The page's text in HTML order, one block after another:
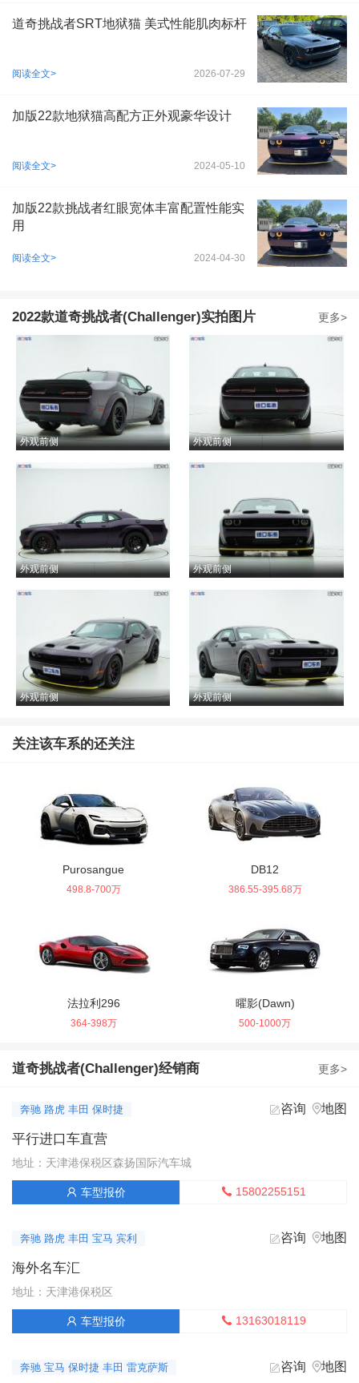
获取底价
22款 6.2T SRT Hellcat Widebody宽体
获取底价
参考价： 获取底价
22款 6.2T SRT Hellcat Redeye Widebody红眼宽体
22款 SRT Super Stock
178万-178万 获取底价
22款 6.2T SRT Super Stock
参考价：178万-178万 获取底价
188万-188万 获取底价
22款 6.2T SRT Hellcat Redeye Widebody Jailbreak越狱版
188万-188万 获取底价
22款 6.2T Hennessey H1000 Demon恶魔
参考价：279万-286万 获取底价
22款 6.2T SRT Hellcat Widebody宽体
参考价：144万-145.9万
22款 3.6L GT
96万-96万
参考价：135万-135万 获取底价
22款 6.2T SRT Widebody宽体
135万-135万 获取底价
获取底价
22款 6.2T Widebody Redeye宽体红眼
22款 6.2T SRT Super Stock
道奇挑战者SRT地狱猫 美式性能肌肉标杆
2026-07-29
阅读全文>
加版22款地狱猫高配方正外观豪华设计
2024-05-10
阅读全文>
加版22款挑战者红眼宽体丰富配置性能实
用
2024-04-30
阅读全文>
2022款道奇挑战者(Challenger)实拍图片 更多>
外观前侧 外观前侧
外观前侧 外观前侧
外观前侧 外观前侧
关注该车系的还关注
Purosangue
498.8-700万
DB12
386.55-395.68万
法拉利296
364-398万
曜影(Dawn)
500-1000万
道奇挑战者(Challenger)经销商 更多>
奔驰 路虎 丰田 保时捷 咨询 地图
平行进口车直营
地址：天津港保税区森扬国际汽车城
 车型报价  15802255151
奔驰 路虎 丰田 宝马 宾利 咨询 地图
海外名车汇
地址：天津港保税区
 车型报价  13163018119
奔驰 宝马 保时捷 丰田 雷克萨斯 咨询 地图